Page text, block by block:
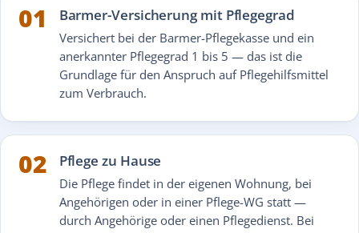
01 Barmer-Versicherung mit Pflegegrad
Versichert bei der Barmer-Pflegekasse und ein
anerkannter Pflegegrad 1 bis 5 — das ist die
Grundlage für den Anspruch auf Pflegehilfsmittel
zum Verbrauch.
02 Pflege zu Hause
Die Pflege findet in der eigenen Wohnung, bei
Angehörigen oder in einer Pflege-WG statt —
durch Angehörige oder einen Pflegedienst. Bei